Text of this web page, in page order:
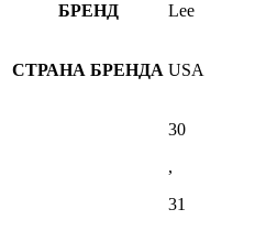
БРЕНД Lee
СТРАНА БРЕНДА USA
30
,
31